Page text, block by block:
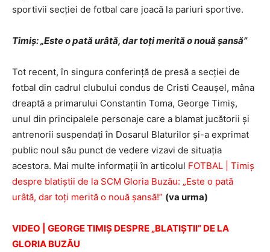
sportivii secţiei de fotbal care joacă la pariuri sportive.
Timiş: „Este o pată urâtă, dar toţi merită o nouă şansă”
Tot recent, în singura conferinţă de presă a secţiei de
fotbal din cadrul clubului condus de Cristi Ceauşel, mâna
dreaptă a primarului Constantin Toma, George Timiş,
unul din principalele personaje care a blamat jucătorii şi
antrenorii suspendaţi în Dosarul Blaturilor şi-a exprimat
public noul său punct de vedere vizavi de situaţia
acestora. Mai multe informaţii în articolul FOTBAL | Timiş
despre blatiştii de la SCM Gloria Buzău: „Este o pată
urâtă, dar toţi merită o nouă şansă!” (va urma)
VIDEO | GEORGE TIMIŞ DESPRE „BLATIŞTII” DE LA
GLORIA BUZĂU